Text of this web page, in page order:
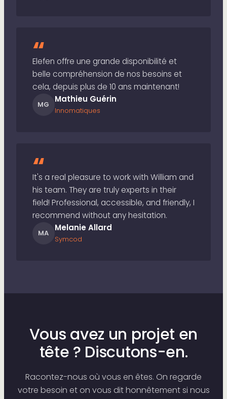
“
Elefen offre une grande disponibilité et
belle compréhension de nos besoins et
cela, depuis plus de 10 ans maintenant!
MG
Mathieu Guérin
Innomatiques
“
It's a real pleasure to work with William and
his team. They are truly experts in their
field! Professional, accessible, and friendly, I
recommend without any hesitation.
MA
Melanie Allard
Symcod
Vous avez un projet en
tête ? Discutons-en.
Racontez-nous où vous en êtes. On regarde
votre besoin et on vous dit honnêtement si nous